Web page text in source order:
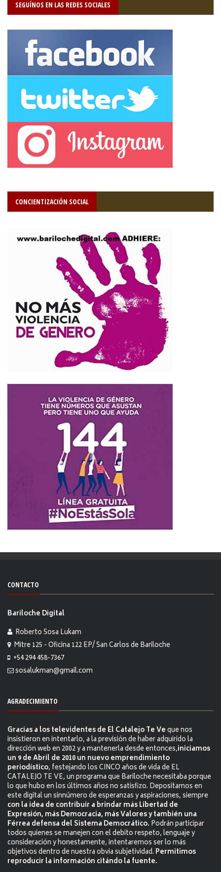
SEGUÍNOS EN LAS REDES SOCIALES
CONCIENTIZACIÓN SOCIAL
CONTACTO
Bariloche Digital
Roberto Sosa Lukam
Mitre 125 - Oficina 122 EP/ San Carlos de Bariloche
+54 294 458-7367
sosalukman@gmail.com
AGRADECIMIENTO
Gracias a los televidentes de El Catalejo Te Veque nos
insistieron en intentarlo, a la previsión de haber adquirido la
dirección web en 2002 y a mantenerla desde entonces,iniciamos
un 9 de Abril de 2010 un nuevo emprendimiento
periodístico, festejando los CINCO años de vida de EL
CATALEJO TE VE, un programa que Bariloche necesitaba porque
lo que hubo en los últimos años no satisfizo. Depositamos en
este digital un sinnúmero de esperanzas y aspiraciones, siempre
con la idea de contribuir a brindar más Libertad de
Expresión, más Democracia, más Valores y también una
Férrea defensa del Sistema Democrático. Podrán participar
todos quienes se manejen con el debito respeto, lenguaje y
consideración y honestamente, intentaremos ser lo más
objetivos dentro de nuestra obvia subjetividad. Permitimos
reproducir la información citándo la fuente.